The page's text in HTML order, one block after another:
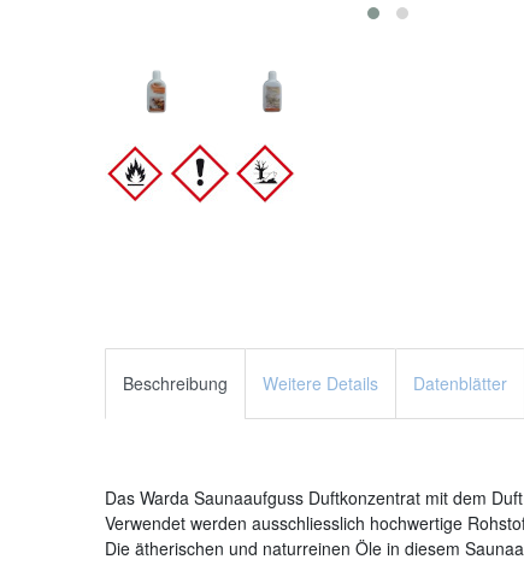
Beschreibung Weitere Details Datenblätter
Das Warda Saunaaufguss Duftkonzentrat mit dem
Verwendet werden ausschliesslich hochwertige
Die ätherischen und naturreinen Öle in diesem